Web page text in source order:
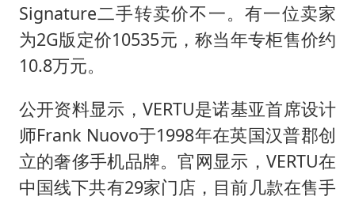
Signature二手转卖价不一。有一位卖家
为2G版定价10535元，称当年专柜售价约
10.8万元。
公开资料显示，VERTU是诺基亚首席设计
师Frank Nuovo于1998年在英国汉普郡创
立的奢侈手机品牌。官网显示，VERTU在
中国线下共有29家门店，目前几款在售手